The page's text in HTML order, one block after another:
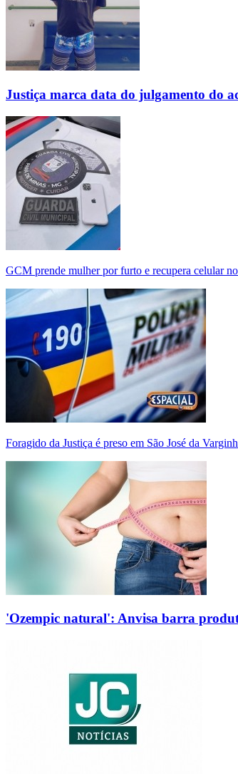
Justiça marca data do julgamento do
GCM prende mulher por furto e recupera celular
Foragido da Justiça é preso em São José da
'Ozempic natural': Anvisa barra